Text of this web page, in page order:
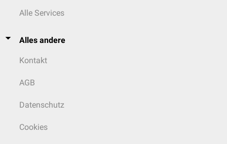
Alle Services
Alles andere
Kontakt
AGB
Datenschutz
Cookies